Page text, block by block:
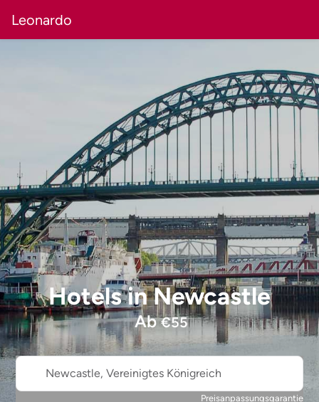
Leonardo
HotelsinNewcastle
Ab€55
Newcastle, Vereinigtes Königreich
Preisanpassungsgarantie